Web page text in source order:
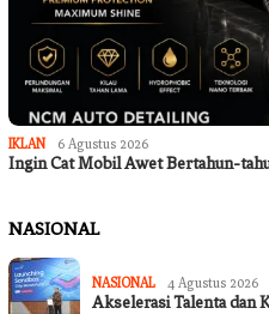
IKLAN 6 Agustus 2026
Ingin Cat Mobil Awet Bertahun-
NASIONAL
NASIONAL 4 Agustus 2026
Akselerasi Talenta dan